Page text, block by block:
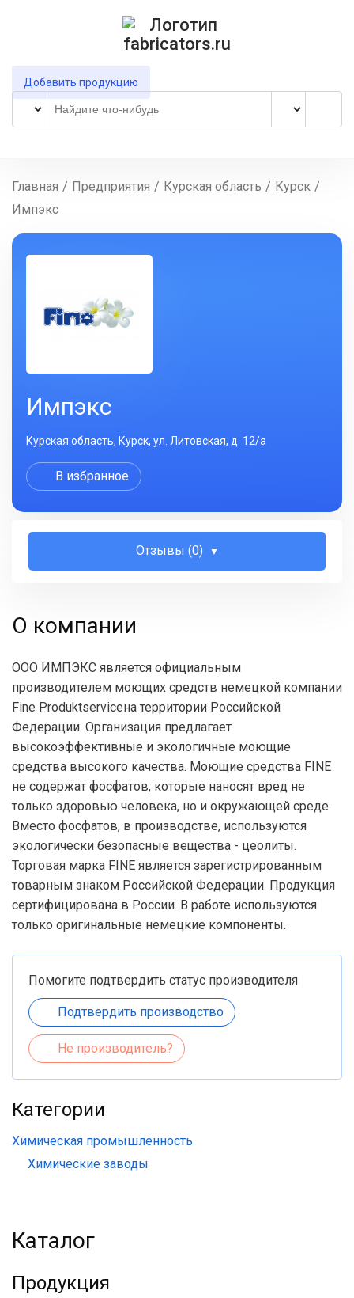
Добавить продукцию
Главная / Предприятия / Курская область / Курск /
Импэкс
Импэкс
Курская область, Курск, ул. Литовская, д. 12/а
В избранное
Отзывы (0)
О компании
ООО ИМПЭКС является официальным
производителем моющих средств немецкой компании
Fine Produktserviceна территории Российской
Федерации. Организация предлагает
высокоэффективные и экологичные моющие
средства высокого качества. Моющие средства FINE
не содержат фосфатов, которые наносят вред не
только здоровью человека, но и окружающей среде.
Вместо фосфатов, в производстве, используются
экологически безопасные вещества - цеолиты.
Торговая марка FINE является зарегистрированным
товарным знаком Российской Федерации. Продукция
сертифицирована в России. В работе используются
только оригинальные немецкие компоненты.
Помогите подтвердить статус производителя
Подтвердить производство
Не производитель?
Категории
Химическая промышленность
Химические заводы
Каталог
Продукция